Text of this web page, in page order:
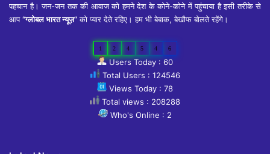
पहचान है। जन-जन तक की आवाज को हमने देश के कोने-कोने में पहुंचाया है इसी तरीके से
आप“ग्लोबल भारत न्यूज़”को प्यार देते रहिए। हम भी बेबाक, बेखौफ बोलते रहेंगे।
1 2 4 5 4 6
Users Today : 60
Total Users : 124546
Views Today : 78
Total views : 208288
Who's Online : 2